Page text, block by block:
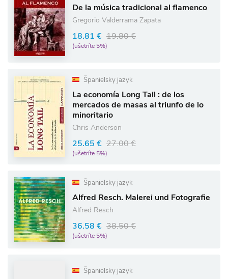
De la música tradicional al flamenco
Gregorio Valderrama Zapata
18.81 € 19.80 €
(ušetríte 5%)
Španielsky jazyk
La economía Long Tail : de los
mercados de masas al triunfo de lo
minoritario
Chris Anderson
25.65 € 27.00 €
(ušetríte 5%)
Španielsky jazyk
Alfred Resch. Malerei und Fotografie
Alfred Resch
36.58 € 38.50 €
(ušetríte 5%)
Španielsky jazyk